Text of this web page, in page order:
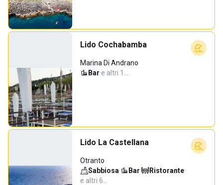
Lido Cochabamba
Marina Di Andrano
Bar·e altri 1…
Lido La Castellana
Otranto
Sabbiosa· Bar· Ristorante·
e altri 6…